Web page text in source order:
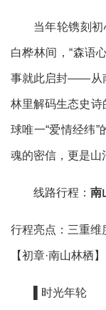
当年轮镌刻
白桦林间，“森语
事就此启封——从
林里解码生态史
球唯一“爱情经纬
魂的密信，更是山
线路行程： 南
行程亮点：三重维
【初章·南山林栖】
▌时光年轮